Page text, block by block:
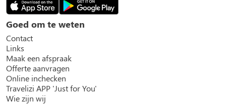
Goed om te weten
Contact
Links
Maak een afspraak
Offerte aanvragen
Online inchecken
Travelizi APP 'Just for You'
Wie zijn wij